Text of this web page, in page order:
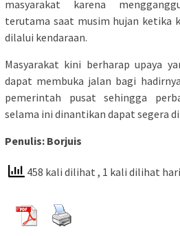
masyarakat karena
terutama saat musim hujan ketika
dilalui kendaraan.
Masyarakat kini berharap upaya
dapat membuka jalan bagi
pemerintah pusat sehingga
selama ini dinantikan dapat segera
Penulis: Borjuis
458 kali dilihat , 1 kali dilihat